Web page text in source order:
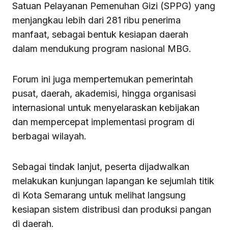
Satuan Pelayanan Pemenuhan Gizi (SPPG) yang
menjangkau lebih dari 281 ribu penerima
manfaat, sebagai bentuk kesiapan daerah
dalam mendukung program nasional MBG.
Forum ini juga mempertemukan pemerintah
pusat, daerah, akademisi, hingga organisasi
internasional untuk menyelaraskan kebijakan
dan mempercepat implementasi program di
berbagai wilayah.
Sebagai tindak lanjut, peserta dijadwalkan
melakukan kunjungan lapangan ke sejumlah titik
di Kota Semarang untuk melihat langsung
kesiapan sistem distribusi dan produksi pangan
di daerah.